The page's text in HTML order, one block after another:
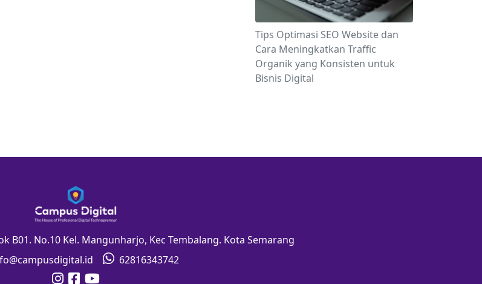
Tips Optimasi SEO Website dan
Cara Meningkatkan Traffic
Organik yang Konsisten untuk
Bisnis Digital
B01. No.10 Kel. Mangunharjo, Kec Tembalang. Kota Semarang
62816343742